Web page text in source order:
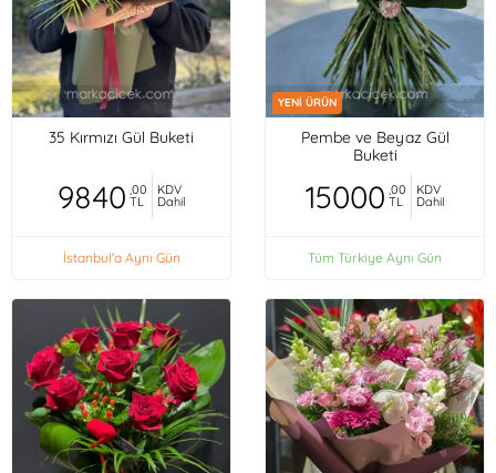
35 Kırmızı Gül Buketi
9840 ,00
TL
KDV
Dahil
İstanbul'a Aynı Gün
YENİ ÜRÜN
Pembe ve Beyaz Gül
Buketi
15000 ,00
TL
KDV
Dahil
Tüm Türkiye Aynı Gün